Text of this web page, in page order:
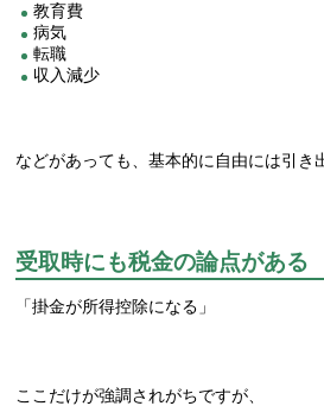
教育費
病気
転職
収入減少
などがあっても、基本的に自由には引き
受取時にも税金の論点がある
「掛金が所得控除になる」
ここだけが強調されがちですが、